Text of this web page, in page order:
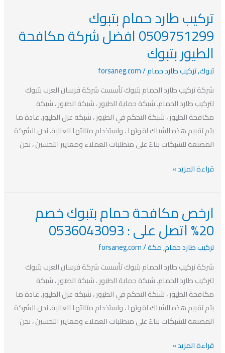
تركيب طارد حمام بتبوك
0509751299 افضل شركة مكافحة
الطيور بتبوك
تبوك,تركيب طارد حمام/
forsaneg.com
شركة تركيب طارد الحمام بتبوك تأسست شركة فرسان العرب بتبوك
لتركيب طارد الحمام. شبكة حماية الطيور ، شبكة الطيور ، شبكة
مكافحة الطيور ، شبكة التحكم في الطيور ، شبكة عزل الطيور. عادة ما
يتم تقييم هذه الشباك لقوتها ، واستخدام متانتها العالية. نحن الشركة
المصنعة للشبكات بناءً على متطلبات العملاء ومعايير التحسين ، نحن
تركيب
طارد
حمام
بتبوك
0509751299
افضل
شركة
مكافحة
بتبوك
قراءة المزيد »
ارخص مكافحة حمام بتبوك خصم
20% اتصل على : 0536043093
تركيب طارد حمام,مكة/
forsaneg.com
شركة تركيب طارد الحمام بتبوك تأسست شركة فرسان العرب بتبوك
لتركيب طارد الحمام. شبكة حماية الطيور ، شبكة الطيور ، شبكة
مكافحة الطيور ، شبكة التحكم في الطيور ، شبكة عزل الطيور. عادة ما
يتم تقييم هذه الشباك لقوتها ، واستخدام متانتها العالية. نحن الشركة
المصنعة للشبكات بناءً على متطلبات العملاء ومعايير التحسين ، نحن
ارخص
مكافحة
حمام
بتبوك
خصم
20%
اتصل
على
:
قراءة المزيد »